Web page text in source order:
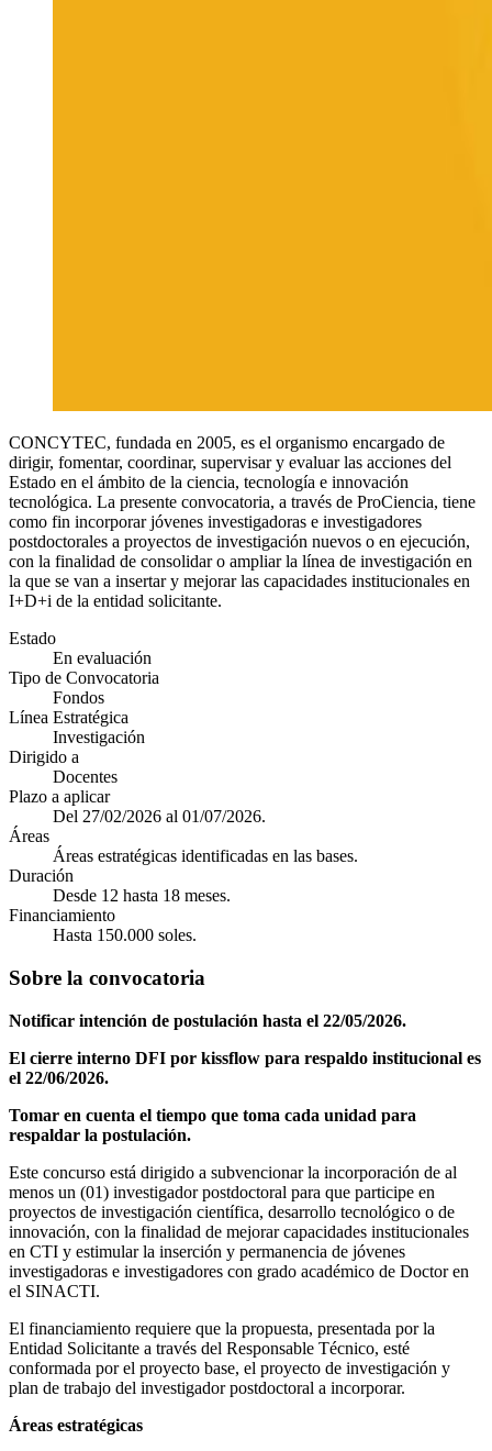
CONCYTEC, fundada en 2005, es el organismo encargado de
dirigir, fomentar, coordinar, supervisar y evaluar las acciones del
Estado en el ámbito de la ciencia, tecnología e innovación
tecnológica. La presente convocatoria, a través de ProCiencia, tiene
como fin incorporar jóvenes investigadoras e investigadores
postdoctorales a proyectos de investigación nuevos o en ejecución,
con la finalidad de consolidar o ampliar la línea de investigación en
la que se van a insertar y mejorar las capacidades institucionales en
I+D+i de la entidad solicitante.
Estado
En evaluación
Tipo de Convocatoria
Fondos
Línea Estratégica
Investigación
Dirigido a
Docentes
Plazo a aplicar
Del 27/02/2026 al 01/07/2026.
Áreas
Áreas estratégicas identificadas en las bases.
Duración
Desde 12 hasta 18 meses.
Financiamiento
Hasta 150.000 soles.
Sobre la convocatoria
Notificar intención de postulación hasta el 22/05/2026.
El cierre interno DFI por kissflow para respaldo institucional es
el 22/06/2026.
Tomar en cuenta el tiempo que toma cada unidad para
respaldar la postulación.
Este concurso está dirigido a subvencionar la incorporación de al
menos un (01) investigador postdoctoral para que participe en
proyectos de investigación científica, desarrollo tecnológico o de
innovación, con la finalidad de mejorar capacidades institucionales
en CTI y estimular la inserción y permanencia de jóvenes
investigadoras e investigadores con grado académico de Doctor en
el SINACTI.
El financiamiento requiere que la propuesta, presentada por la
Entidad Solicitante a través del Responsable Técnico, esté
conformada por el proyecto base, el proyecto de investigación y
plan de trabajo del investigador postdoctoral a incorporar.
Áreas estratégicas